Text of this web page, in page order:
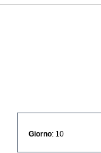
Giorno : 10